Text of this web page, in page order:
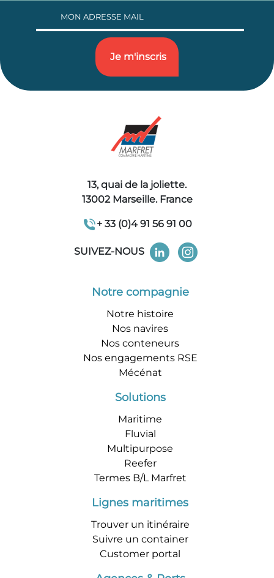
13, quai de la joliette.
13002 Marseille. France
+ 33 (0)4 91 56 91 00
SUIVEZ-NOUS
Notre compagnie
Notre histoire
Nos navires
Nos conteneurs
Nos engagements RSE
Mécénat
Solutions
Maritime
Fluvial
Multipurpose
Reefer
Termes B/L Marfret
Lignes maritimes
Trouver un itinéraire
Suivre un container
Customer portal